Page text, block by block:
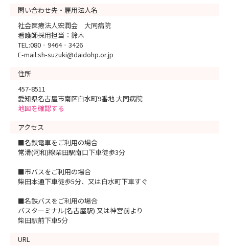
問い合わせ先・雇用法人名
社会医療法人宏潤会 大同病院
看護師採用担当：鈴木
TEL:080‐9464‐3426
E-mail:sh-suzuki@daidohp.or.jp
住所
457-8511
愛知県名古屋市南区白水町9番地 大同病院
地図を確認する
アクセス
■名鉄電車をご利用の場合
常滑(河和)線柴田駅南口下車徒歩3分
■市バスをご利用の場合
柴田本通下車徒歩5分、又は白水町下車すぐ
■名鉄バスをご利用の場合
バスターミナル(名古屋駅) 又は神宮前より
柴田駅前下車5分
URL